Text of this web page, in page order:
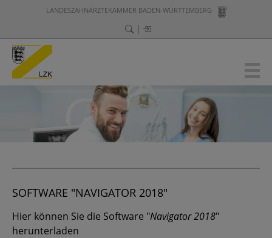
LANDESZAHNÄRZTEKAMMER BADEN-WÜRTTEMBERG
SOFTWARE "NAVIGATOR 2018"
Hier können Sie die Software "Navigator 2018"
herunterladen